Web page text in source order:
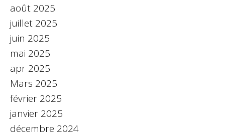
août 2025
juillet 2025
juin 2025
mai 2025
apr 2025
Mars 2025
février 2025
janvier 2025
décembre 2024